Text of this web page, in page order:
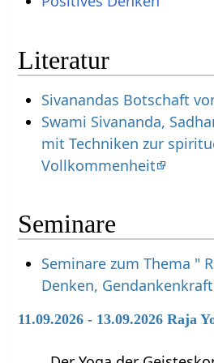
Literatur
Sivanandas Botschaft
Swami Sivananda,
mit Techniken zur
Vollkommenheit
Seminare
Seminare zum Thema "
Denken,
11.09.2026 - 13.09.2026 Raja